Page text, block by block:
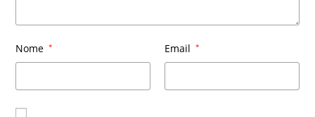
Nome * Email *